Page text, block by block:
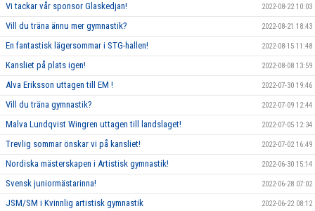
Vi tackar vår sponsor Glaskedjan! 2022-08-22 10:03
Vill du träna ännu mer gymnastik? 2022-08-21 18:43
En fantastisk lägersommar i STG-hallen! 2022-08-15 11:48
Kansliet på plats igen! 2022-08-08 13:59
Alva Eriksson uttagen till EM ! 2022-07-30 19:46
Vill du träna gymnastik? 2022-07-09 12:44
Malva Lundqvist Wingren uttagen till landslaget! 2022-07-05 12:34
Trevlig sommar önskar vi på kansliet! 2022-07-02 16:49
Nordiska mästerskapen i Artistisk gymnastik! 2022-06-30 15:14
Svensk juniormästarinna! 2022-06-28 07:02
JSM/SM i Kvinnlig artistisk gymnastik 2022-06-22 08:12